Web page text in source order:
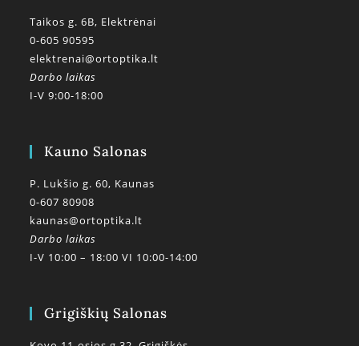
Taikos g. 6B, Elektrėnai
0-605 90595
elektrenai@ortoptika.lt
Darbo laikas
I-V 9:00-18:00
Kauno Salonas
P. Lukšio g. 60, Kaunas
0-607 80908
kaunas@ortoptika.lt
Darbo laikas
I-V 10:00 – 18:00 VI 10:00-14:00
Grigiškių Salonas